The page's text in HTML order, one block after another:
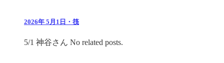
2026年 5月1日・筏
5/1 神谷さん No related posts.